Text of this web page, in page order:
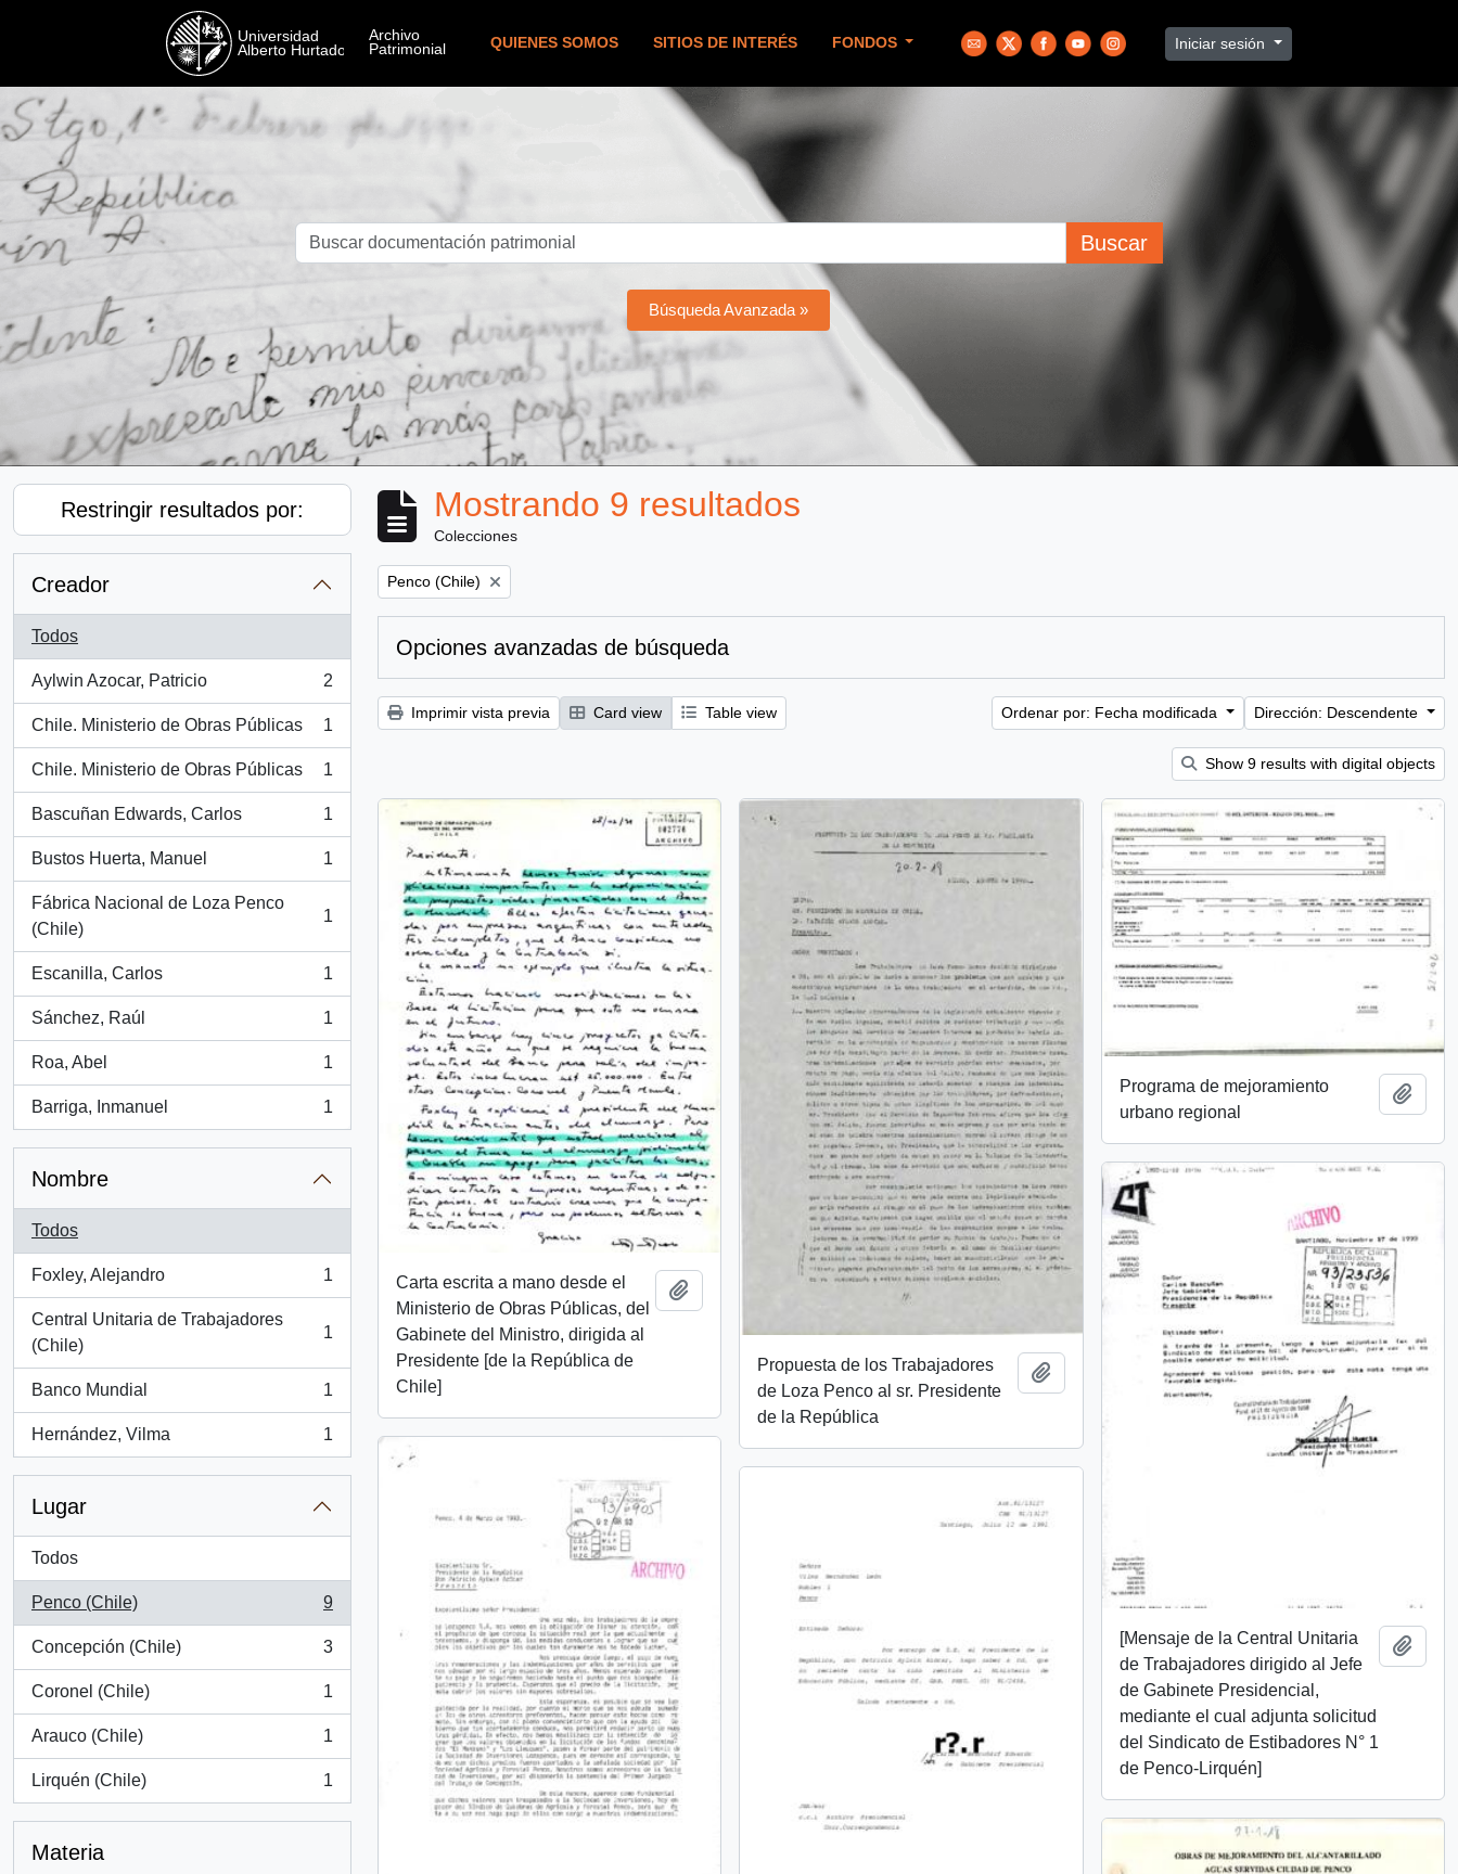
QUIENES SOMOS SITIOS DE INTERÉS FONDOS Iniciar sesión
Buscar
Búsqueda Avanzada »
Restringir resultados por:
Creador
Todos
Aylwin Azocar, Patricio
, 2 resultados
2
Chile. Ministerio de Obras Públicas
, 1 resultados
1
Chile. Ministerio de Obras Públicas
, 1 resultados
1
Bascuñan Edwards, Carlos
, 1 resultados
1
Bustos Huerta, Manuel
, 1 resultados
1
Fábrica Nacional de Loza Penco
(Chile)
, 1 resultados
1
Escanilla, Carlos
, 1 resultados
1
Sánchez, Raúl
, 1 resultados
1
Roa, Abel
, 1 resultados
1
Barriga, Inmanuel
, 1 resultados
1
Nombre
Todos
Foxley, Alejandro
, 1 resultados
1
Central Unitaria de Trabajadores
(Chile)
, 1 resultados
1
Banco Mundial
, 1 resultados
1
Hernández, Vilma
, 1 resultados
1
Lugar
Todos
Penco (Chile)
, 9 resultados
9
Concepción (Chile)
, 3 resultados
3
Coronel (Chile)
, 1 resultados
1
Arauco (Chile)
, 1 resultados
1
Lirquén (Chile)
, 1 resultados
1
Materia
Mostrando 9 resultados
Colecciones
Remove filter:
Penco (Chile)
Opciones avanzadas de búsqueda
Imprimir vista previa Card view Table view Ordenar por: Fecha modificada Dirección: Descendente
Show 9 results with digital objects
Carta escrita a mano desde el
Ministerio de Obras Públicas, del
Gabinete del Ministro, dirigida al
Presidente [de la República de
Chile]
Propuesta de los Trabajadores
de Loza Penco al sr. Presidente
de la República
Añadir al portapapeles
Programa de mejoramiento
urbano regional
[Mensaje de la Central Unitaria
de Trabajadores dirigido al Jefe
de Gabinete Presidencial,
mediante el cual adjunta solicitud
del Sindicato de Estibadores N° 1
de Penco-Lirquén]